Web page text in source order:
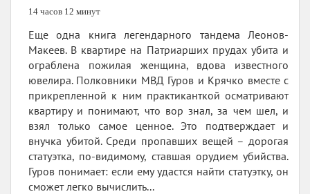
14 часов 12 минут
Еще одна книга легендарного тандема Леонов-
Макеев. В квартире на Патриарших прудах убита и
ограблена пожилая женщина, вдова известного
ювелира. Полковники МВД Гуров и Крячко вместе с
прикрепленной к ним практиканткой осматривают
квартиру и понимают, что вор знал, за чем шел, и
взял только самое ценное. Это подтверждает и
внучка убитой. Среди пропавших вещей – дорогая
статуэтка, по-видимому, ставшая орудием убийства.
Гуров понимает: если ему удастся найти статуэтку, он
сможет легко вычислить...